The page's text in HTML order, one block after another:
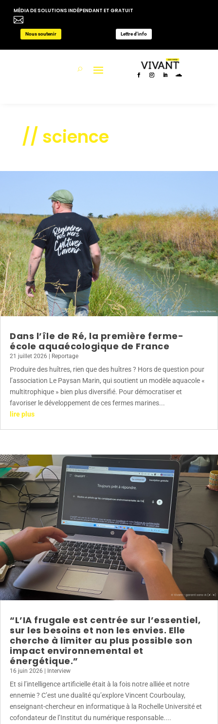
MÉDIA DE SOLUTIONS INDÉPENDANT ET GRATUIT

Nous soutenir Lettre d'info
// science
Dans l’île de Ré, la première ferme-
école aquaécologique de France
21 juillet 2026 | Reportage
Produire des huîtres, rien que des huîtres ? Hors de question pour
l’association Le Paysan Marin, qui soutient un modèle aquacole «
multitrophique » bien plus diversifié. Pour démocratiser et
favoriser le développement de ces fermes marines...
lire plus
“L’IA frugale est centrée sur l’essentiel,
sur les besoins et non les envies. Elle
cherche à limiter au plus possible son
impact environnemental et
énergétique.”
16 juin 2026 Interview
Et si l’intelligence artificielle était à la fois notre alliée et notre
ennemie ? C’est une dualité qu’explore Vincent Courboulay,
enseignant-chercheur en informatique à la Rochelle Université et
cofondateur de l’Institut du numérique responsable....